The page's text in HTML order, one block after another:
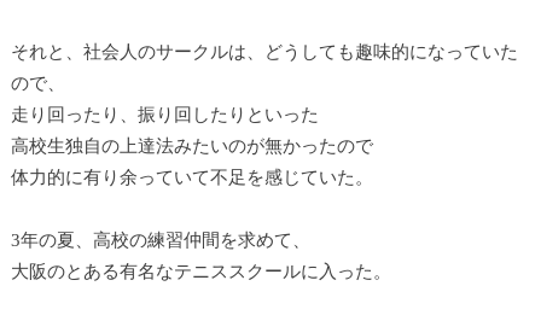
それと、社会人のサークルは、どうしても趣味的になっていた
ので、
走り回ったり、振り回したりといった
高校生独自の上達法みたいのが無かったので
体力的に有り余っていて不足を感じていた。
3年の夏、高校の練習仲間を求めて、
大阪のとある有名なテニススクールに入った。